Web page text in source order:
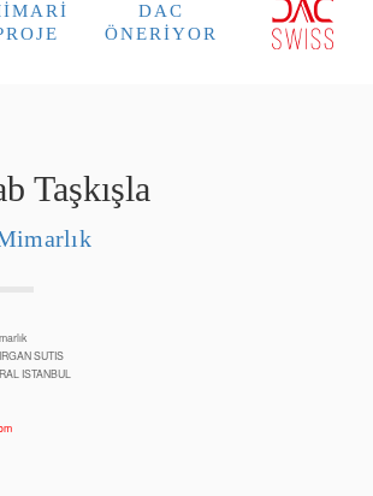
DAC
ÖNERIYOR
Taşkışla
SUTIS
ISTANBUL